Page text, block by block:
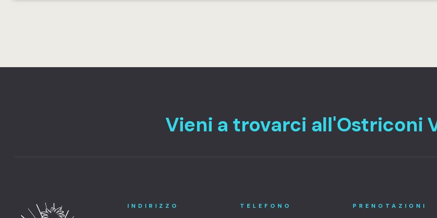
Vieni a trovarci all'Ostriconi
INDIRIZZO TELEFONO PRENOTAZIONI